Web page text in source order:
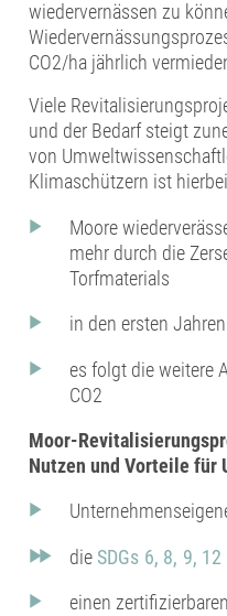
wiedervernässen zu
CO2/ha jährlich
Viele
und der Bedarf steigt
von
Klimaschützern ist
Moore
mehr durch die
Torfmaterials
in den ersten
es folgt die weitere
CO2
Moor-
Nutzen und Vorteile für
die SDGs 6, 8, 9,
einen